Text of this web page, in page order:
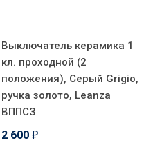
Выключатель керамика 1
кл. проходной (2
положения), Cерый Grigio,
ручка золото, Leanza
ВППСЗ
2 600 ₽